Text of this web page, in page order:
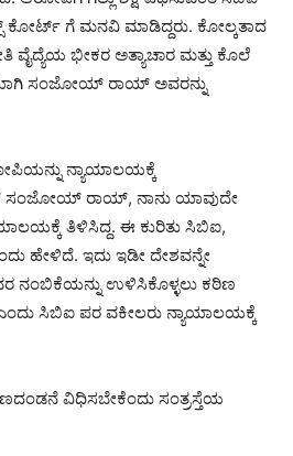
ಕೋರ್ಟ್ ಗೆ ಮನವಿ ಮಾಡಿದ್ದರು. ಕೋಲ್ಕತಾದ
ವೈದ್ಯೆಯ ಭೀಕರ ಅತ್ಯಾಚಾರ ಮತ್ತು ಕೊಲೆ
ಸಂಜೋಯ್ ರಾಯ್ ಅವರನ್ನು
ನ್ಯಾಯಾಲಯಕ್ಕೆ
ಸಂಜೋಯ್‌ ರಾಯ್‌, ನಾನು ಯಾವುದೇ
ತಿಳಿಸಿದ್ದ. ಈ ಕುರಿತು ಸಿಬಿಐ,
ಹೇಳಿದೆ. ಇದು ಇಡೀ ದೇಶವನ್ನೇ
ನಂಬಿಕೆಯನ್ನು ಉಳಿಸಿಕೊಳ್ಳಲು ಕಠಿಣ
ಎಂದು ಸಿಬಿಐ ಪರ ವಕೀಲರು ನ್ಯಾಯಾಲಯಕ್ಕೆ
ವಿಧಿಸಬೇಕೆಂದು ಸಂತ್ರಸ್ತೆಯ